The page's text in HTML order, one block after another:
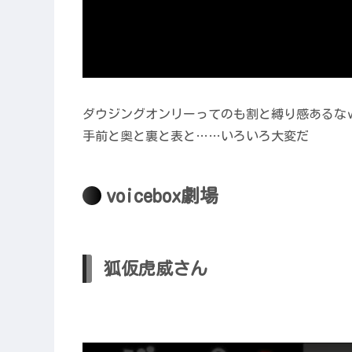
ダウジングオンリーってのも割と縛り感あるな
手前と奥と裏と表と……いろいろ大変だ
voicebox劇場
狐仮虎威さん